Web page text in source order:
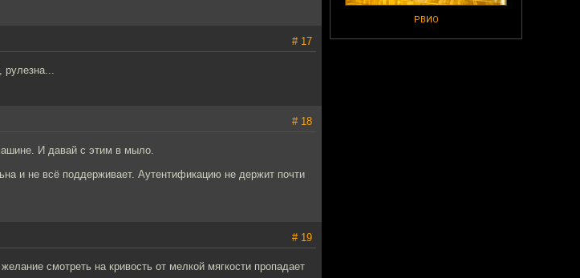
РВИО
# 17
рулезна...
# 18
И давай с этим в мыло.
и не всё поддерживает. Аутентификацию не держит почти
# 19
смотреть на кривость от мелкой мягкости пропадает